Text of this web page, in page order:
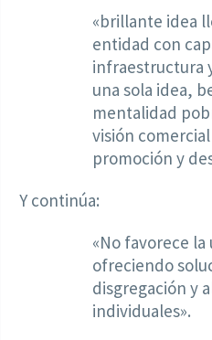
«brillante idea
entidad con
infraestructura
una sola idea,
mentalidad
visión
promoción y
Y continúa:
«No favorece
ofreciendo
disgregación y
individuales».